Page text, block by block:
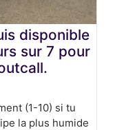
disponible
sur 7 pour
(1-10) si tu
la plus humide